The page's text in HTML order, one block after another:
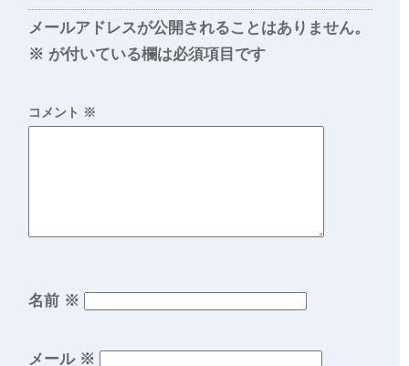
メールアドレスが公開されることはありません。
※ が付いている欄は必須項目です
コメント ※
名前 ※
メール ※